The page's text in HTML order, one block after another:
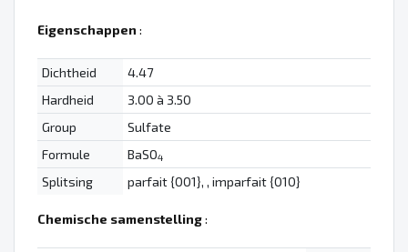
Eigenschappen :
Dichtheid
4.47
Hardheid
3.00 à 3.50
Group
Sulfate
Formule
BaSO4
Splitsing parfait {001}, , imparfait {010}
Chemische samenstelling: